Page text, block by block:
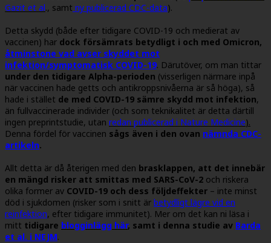
Gazit et al., samt ny publicerad CDC-data).
Detta skydd (både efter tidigare COVID-19 och medierat av
vaccinen) har dock försämrats betydligt i och med Omicron,
åtminstone vad avser skyddet mot
infektion/symptomatisk COVID-19. Därutöver, om man tittar
under den tidigare Alpha-perioden (visserligen närmare inpå
när vaccinen hade getts och antikroppsnivåerna är så höga), så
hade i stället de med COVID-19 sämre skydd mot infektion,
än fullvaccinerade individer (och som teknikalitet är detta därtill
ingen preprintstudie, utan redan publicerad i Nature Medicine).
Denna fördel för vaccinen sågs även i den ovan nämnda CDC-
artikeln.
Allt detta är då återigen med den brasklappen, att det innebär
en mängd risker att smittas med SARS-CoV-2 och riskera
olika former av COVID-19 och dess följdeffekter – inte minst
död i sjukdomen (risker som i snitt är betydligt lägre vid en
reinfektion, efter tidigare immunitet). Mer om det kan ni läsa i
mitt tidigare blogginlägg här, samt i denna studie av Barda
et al. i NEJM.